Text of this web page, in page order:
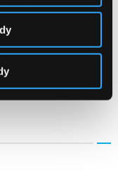
w Panelu
Regulamin
wysyłając prośbę o